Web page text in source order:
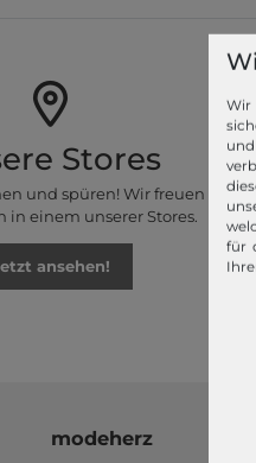
Stores
und spüren! Wir freuen uns
in einem unserer Stores.
ansehen!
modeherz
Wir
für